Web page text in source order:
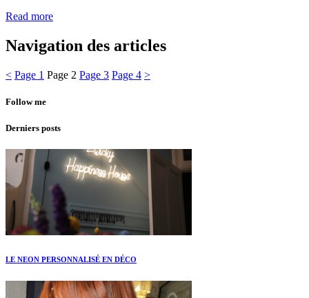
Read more
Navigation des articles
< Page 1 Page 2 Page 3 Page 4 >
Follow me
Derniers posts
LE NEON PERSONNALISÉ EN DÉCO